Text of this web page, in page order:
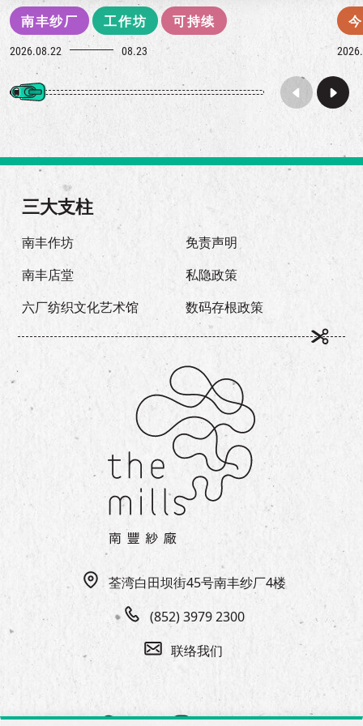
南丰纱厂 工作坊 可持续
2026.08.22 08.23
荃湾白田坝街45号南丰纱厂4楼
(852) 3979 2300
联络我们
三大支柱
南丰作坊
南丰店堂
六厂纺织文化艺术馆
免责声明
私隐政策
数码存根政策